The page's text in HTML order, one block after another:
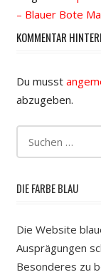
– Blauer Bote
KOMMENTAR
Du musst
abzugeben.
DIE FARBE BLAU
Die Website
Ausprägungen
Besonderes zu